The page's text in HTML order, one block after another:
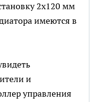
2х120 мм
имеются в
и
управления